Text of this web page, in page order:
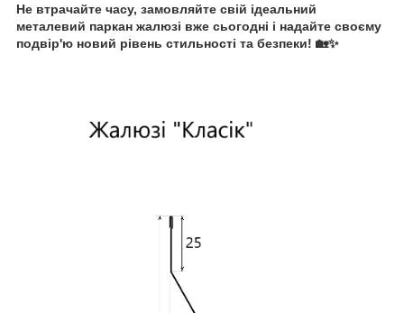
Не втрачайте часу, замовляйте свій ідеальний
металевий паркан жалюзі вже сьогодні і надайте своєму
подвір'ю новий рівень стильності та безпеки! 🏡✨